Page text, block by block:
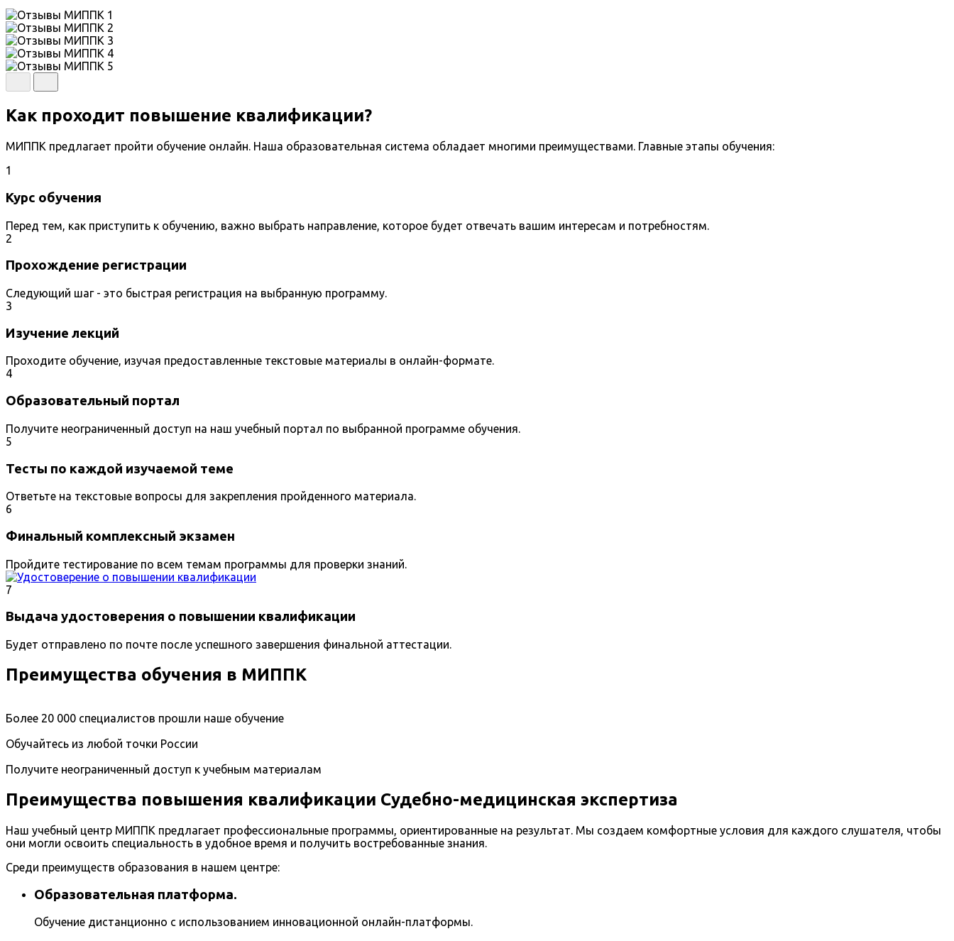
Как проходит повышение квалификации?
МИППК предлагает пройти обучение онлайн. Наша образовательная система обладает многими преимуществами. Главные этапы обучения:
1
Курс обучения
Перед тем, как приступить к обучению, важно выбрать направление, которое будет отвечать вашим интересам и потребностям.
2
Прохождение регистрации
Следующий шаг - это быстрая регистрация на выбранную программу.
3
Изучение лекций
Проходите обучение, изучая предоставленные текстовые материалы в онлайн-формате.
4
Образовательный портал
Получите неограниченный доступ на наш учебный портал по выбранной программе обучения.
5
Тесты по каждой изучаемой теме
Ответьте на текстовые вопросы для закрепления пройденного материала.
6
Финальный комплексный экзамен
Пройдите тестирование по всем темам программы для проверки знаний.
7
Выдача удостоверения о повышении квалификации
Будет отправлено по почте после успешного завершения финальной аттестации.
Преимущества обучения в МИППК
Более 20 000 специалистов прошли наше обучение
Обучайтесь из любой точки России
Получите неограниченный доступ к учебным материалам
Преимущества повышения квалификации Судебно-медицинская экспертиза
Наш учебный центр МИППК предлагает профессиональные программы, ориентированные на результат. Мы создаем комфортные условия для каждого слушателя, чтобы
они могли освоить специальность в удобное время и получить востребованные знания.
Среди преимуществ образования в нашем центре:
Образовательная платформа.
Обучение дистанционно с использованием инновационной онлайн-платформы.